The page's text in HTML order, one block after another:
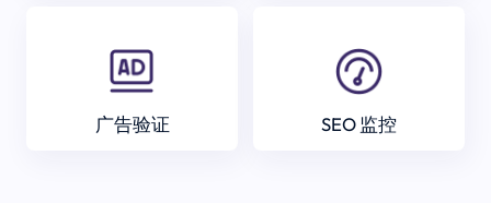
广告验证 SEO 监控